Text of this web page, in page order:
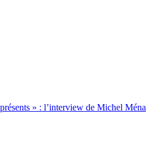
» : l’interview de Michel